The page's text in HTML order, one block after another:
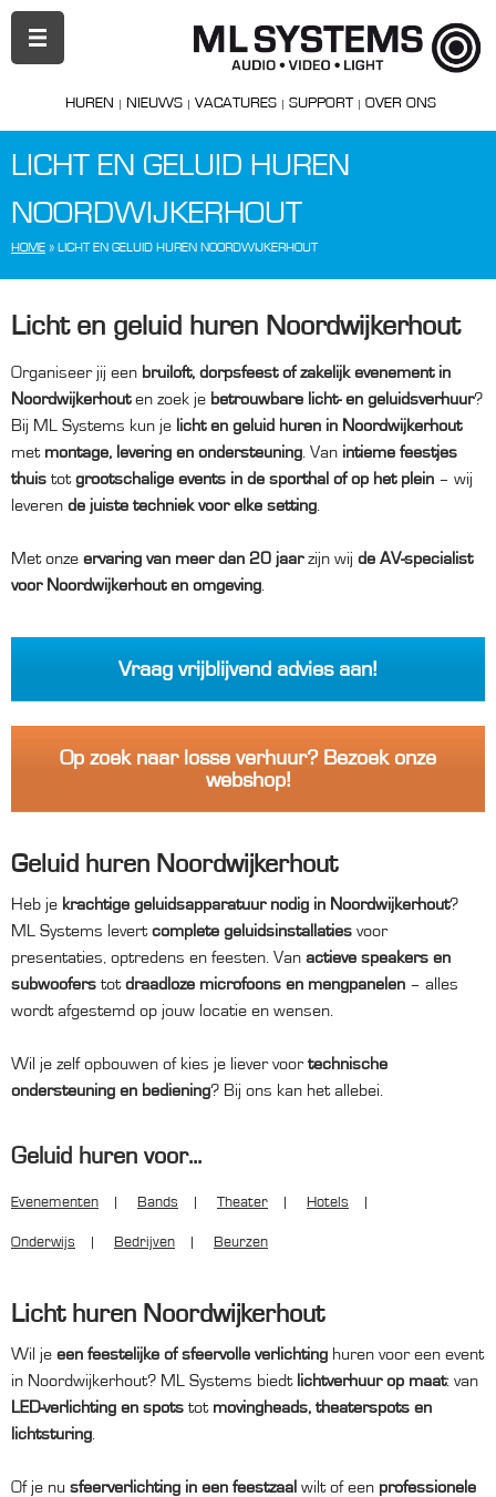
HUREN NIEUWS VACATURES SUPPORT OVER ONS
PRIMAIR
MENU
LICHT EN GELUID HUREN
NOORDWIJKERHOUT
HOME » LICHT EN GELUID HUREN NOORDWIJKERHOUT
Licht en geluid huren Noordwijkerhout
Organiseer jij een bruiloft, dorpsfeest of zakelijk evenement in
Noordwijkerhouten zoek je betrouwbare licht- en geluidsverhuur?
Bij ML Systems kun je licht en geluid huren in Noordwijkerhout
met montage, levering en ondersteuning . Van intieme feestjes
thuis totgrootschalige events in de sporthal of op het plein – wij
leveren de juiste techniek voor elke setting
Met onze ervaring van meer dan 20 jaarzijn wij de AV-specialist
voor Noordwijkerhout en omgeving
Vraag vrijblijvend advies aan!
Op zoek naar losse verhuur? Bezoek onze
webshop!
Geluid huren Noordwijkerhout
Heb je krachtige geluidsapparatuur nodig in Noordwijkerhout?
ML Systems levertcomplete geluidsinstallaties voor
presentaties, optredens en feesten. Van actieve speakers en
subwoofers totdraadloze microfoons en mengpanelen – alles
wordt afgestemd op jouw locatie en wensen.
Wil je zelf opbouwen of kies je liever voortechnische
ondersteuning en bediening? Bij ons kan het allebei.
Geluid huren voor...
Evenementen Bands Theater Hotels
Onderwijs Bedrijven Beurzen
Licht huren Noordwijkerhout
Wil je een feestelijke of sfeervolle verlichting huren voor een event
in Noordwijkerhout? ML Systems biedt lichtverhuur op maat: van
LED-verlichting en spots tot movingheads, theaterspots en
lichtsturing
Of je nu sfeerverlichting in een feestzaal wilt of een professionele